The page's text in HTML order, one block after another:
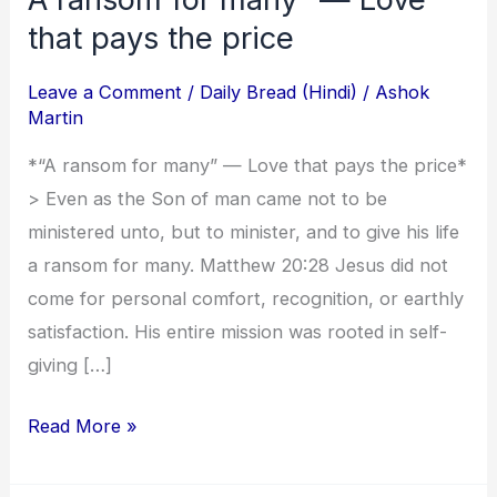
that pays the price
Leave a Comment / Daily Bread (Hindi) / Ashok
Martin
*“A ransom for many” — Love that pays the price*
> Even as the Son of man came not to be
ministered unto, but to minister, and to give his life
a ransom for many. Matthew 20:28 Jesus did not
come for personal comfort, recognition, or earthly
satisfaction. His entire mission was rooted in self-
giving […]
ransom
many”
—
Love
that
pays
the
price
Read More »